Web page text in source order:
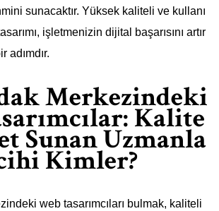
sunacaktır. Yüksek kaliteli ve kullanı
işletmenizin dijital başarısını artır
adımdır.
Merkezindeki
Kalite
Sunan Uzmanla
Kimler?
web tasarımcıları bulmak, kaliteli